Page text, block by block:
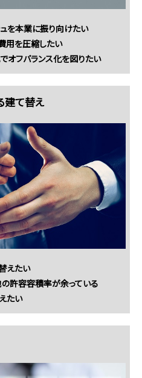
を本業に振り向けたい
用を圧縮したい
オフバランス化を図りたい
建て替え
えたい
許容容積率が余っている
たい